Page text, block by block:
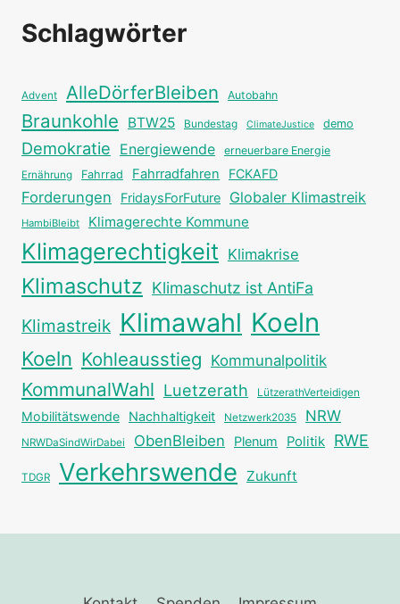
Schlagwörter
Advent AlleDörferBleiben Autobahn
Braunkohle BTW25 Bundestag ClimateJustice demo
Demokratie Energiewende erneuerbare Energie
Ernährung Fahrrad Fahrradfahren FCKAFD
Forderungen FridaysForFuture Globaler Klimastreik
HambiBleibt Klimagerechte Kommune
Klimagerechtigkeit Klimakrise
Klimaschutz Klimaschutz ist AntiFa
Klimastreik Klimawahl Koeln
Koeln Kohleausstieg Kommunalpolitik
KommunalWahl Luetzerath LützerathVerteidigen
Mobilitätswende Nachhaltigkeit Netzwerk2035 NRW
NRWDaSindWirDabei ObenBleiben Plenum Politik RWE
TDGR Verkehrswende Zukunft